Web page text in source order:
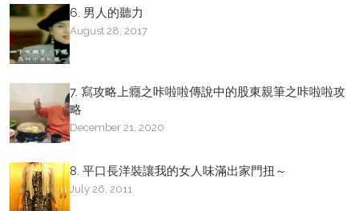
6. 男人的聽力
August 28, 2017
7. 寫攻略上癮之咔啦啦傳說中的股東親筆之咔啦啦攻
略
December 21, 2020
8. 平口長洋裝讓我的女人味滿出家門扭～
July 26, 2011